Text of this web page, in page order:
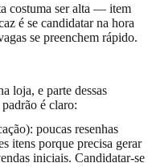
costuma ser alta — item
é se candidatar na hora
se preenchem rápido.
loja, e parte dessas
é claro:
poucas resenhas
itens porque precisa gerar
iniciais. Candidatar-se